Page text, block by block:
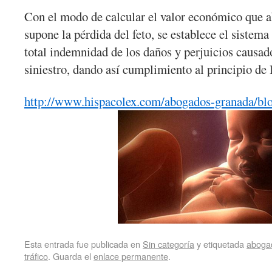
Con el modo de calcular el valor económico que
supone la pérdida del feto, se establece el
total indemnidad de los daños y perjuicios
siniestro, dando así cumplimiento al principio
http://www.hispacolex.com/abogados-granada/
Esta entrada fue publicada en Sin categoría y etiquetada
tráfico. Guarda el enlace permanente.